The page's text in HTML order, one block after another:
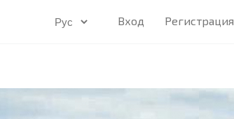
Вход Регистрация